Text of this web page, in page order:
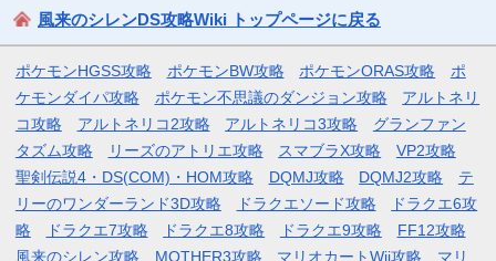
風来のシレンDS攻略Wiki トップページに戻る
ポケモンHGSS攻略 ポケモンBW攻略 ポケモンORAS攻略
ポ
ケモンダイパ攻略
ポケモン不思議のダンジョン攻略
アルトネリ
コ攻略
アルトネリコ2攻略 アルトネリコ3攻略
グランファン
タズム攻略
リーズのアトリエ攻略 スマブラX攻略
VP2攻略
聖剣伝説4・DS(COM)・HOM攻略
DQMJ攻略 DQMJ2攻略
テ
リーのワンダーランド3D攻略
ドラクエソード攻略
ドラクエ6攻
略
ドラクエ7攻略 ドラクエ8攻略 ドラクエ9攻略
FF12攻略
風来のシレン攻略
MOTHER3攻略 マリオカートWii攻略 マリ